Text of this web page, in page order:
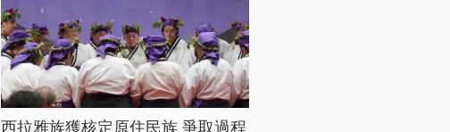
西拉雅族獲核定原住民族 爭取過程